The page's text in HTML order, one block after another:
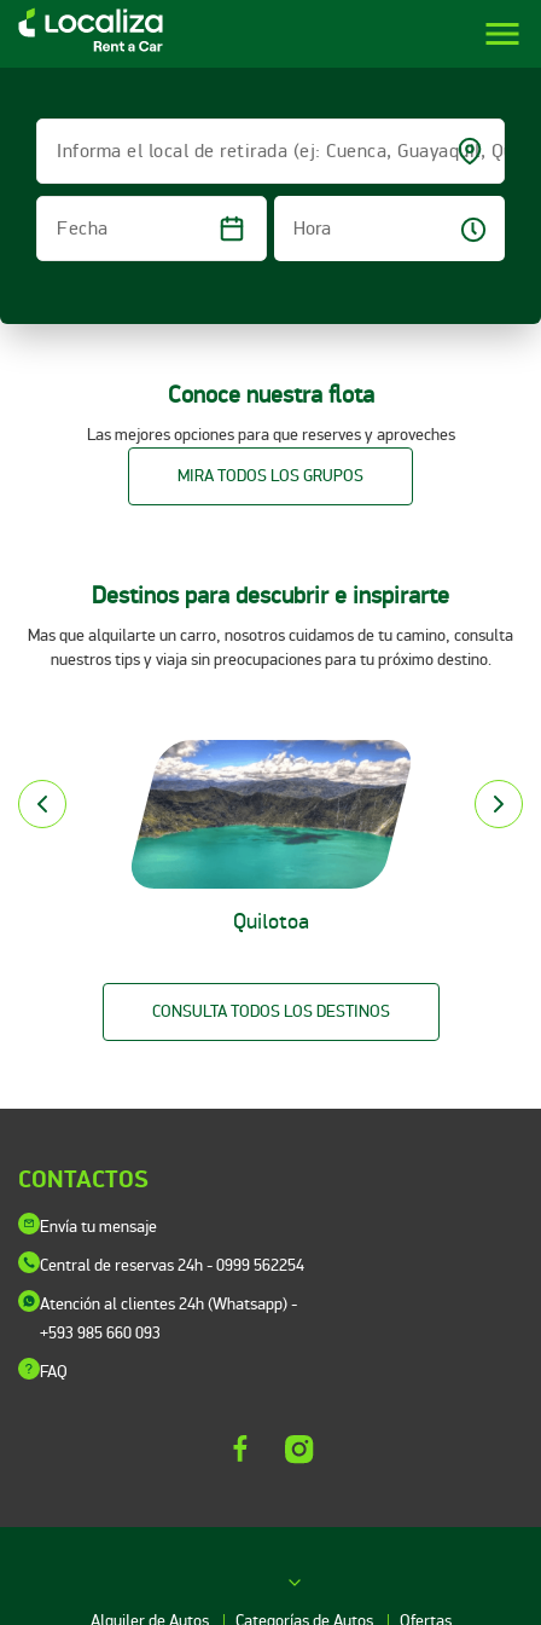
LOCALIZA ALQUILER DE VEHÍCULOS | LOCALIZA menu
Informa el local de retirada (ej: Cuenca, Guayaquil,
Fecha
Hora
Conoce nuestra flota
Las mejores opciones para que reserves y aproveches
MIRA TODOS LOS GRUPOS
Destinos para descubrir e inspirarte
Mas que alquilarte un carro, nosotros cuidamos de tu camino, consulta
nuestros tips y viaja sin preocupaciones para tu próximo destino.
Quilotoa
CONSULTA TODOS LOS DESTINOS
CONTACTOS
Envía tu mensaje
Central de reservas 24h- 0999 562254
Atención al clientes 24h (Whatsapp)-
+593 985 660 093
FAQ
Alquiler de Autos Categorías de Autos Ofertas